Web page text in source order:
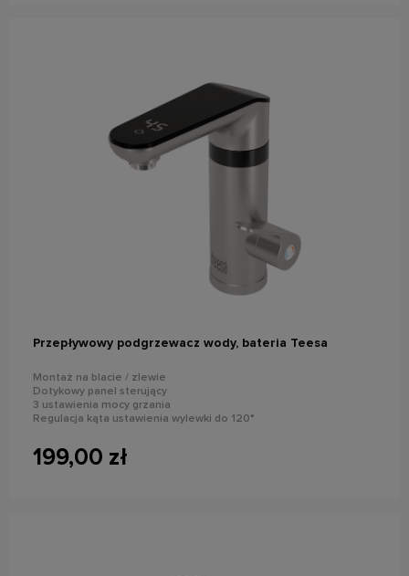
Przepływowy podgrzewacz wody, bateria Teesa
Montaż na blacie / zlewie
Dotykowy panel sterujący
3 ustawienia mocy grzania
Regulacja kąta ustawienia wylewki do 120°
199,00 zł